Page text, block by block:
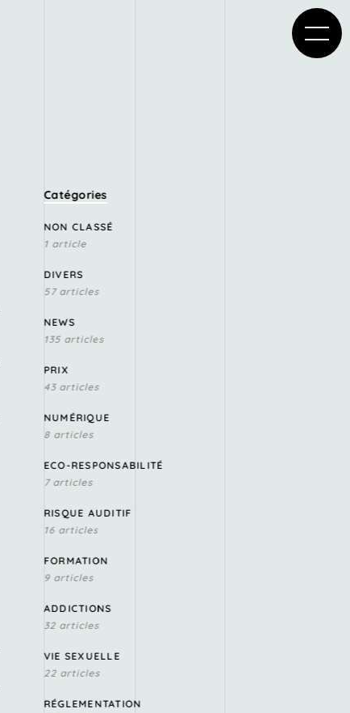
Catégories
NON CLASSÉ
1 article
DIVERS
57 articles
NEWS
135 articles
PRIX
43 articles
NUMÉRIQUE
8 articles
ECO-RESPONSABILITÉ
7 articles
RISQUE AUDITIF
16 articles
FORMATION
9 articles
ADDICTIONS
32 articles
VIE SEXUELLE
22 articles
RÉGLEMENTATION